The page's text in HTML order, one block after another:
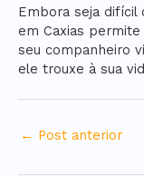
Embora seja difícil
em Caxias
seu companheiro
ele trouxe à sua
← Post anterior